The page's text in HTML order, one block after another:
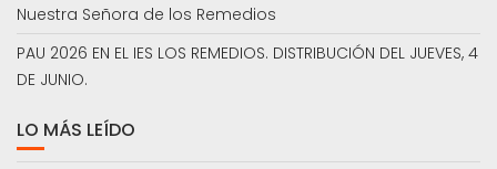
Nuestra Señora de los Remedios
PAU 2026 EN EL IES LOS REMEDIOS. DISTRIBUCIÓN DEL JUEVES, 4
DE JUNIO.
LO MÁS LEÍDO